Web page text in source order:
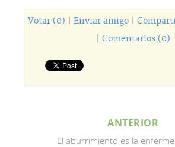
Votar (0) Enviar amigo|
Comentarios (0)
ANTERIOR
El aburrimiento es la